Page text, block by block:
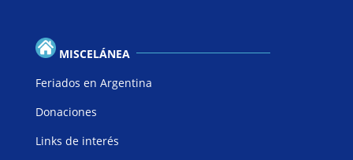
MISCELÁNEA
Feriados en Argentina
Donaciones
Links de interés